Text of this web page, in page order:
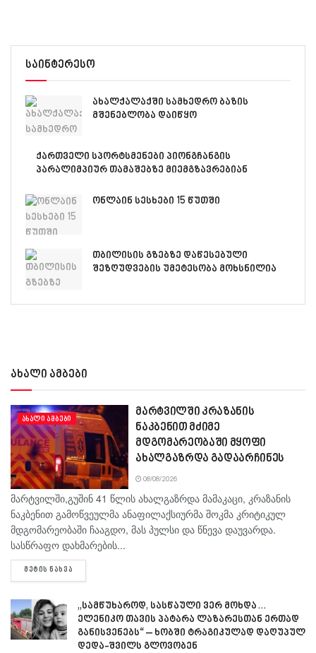
საინტერესო
ახალქალაქში სამხედრო ბაზის
მშენებლობა დაიწყო
ქართველი სპორტსმენები პიონგჩანგის
პარალიმპიურ თამაშებზე მიემგზავრებიან
ონლაინ სესხები 15 წუთში
თბილისის გზებზე დაწესებული
შეზღუდვების უმეტესობა მოხსნილია
ახალი ამბები
ᲐᲮᲐᲚᲘ ᲐᲛᲑᲔᲑᲘ
მარტვილში კრაზანის
ნაკბენით მძიმე
მდგომარეობაში მყოფი
ახალგაზრდა გადაარჩინეს
08/08/2026
მარტვილში,გუშინ 41 წლის ახალგაზრდა მამაკაცი, კრაზანის
ნაკბენით გამოწვეულმა ანაფილაქსიურმა შოკმა კრიტიკულ
მდგომარეობაში ჩააგდო, მას პულსი და წნევა დაუვარდა.
სასწრაფო დახმარების...
ᲛᲔᲢᲘᲡ ᲜᲐᲮᲕᲐ
„სამწუხაროდ, სასწაული ვერ მოხდა…
ელენიკო თავის პატარა ლაზარესთან ერთად
განისვენებს“ – ხობში ტრაგიკულად დაღუპულ
დედა-შვილს გლოვობენ